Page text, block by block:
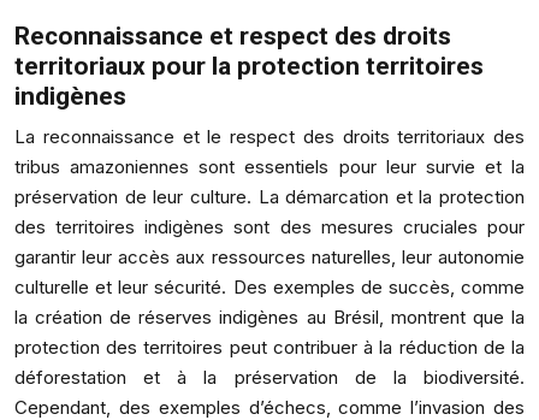
Reconnaissance et respect des droits
territoriaux pour la protection territoires
indigènes
La reconnaissance et le respect des droits territoriaux des
tribus amazoniennes sont essentiels pour leur survie et la
préservation de leur culture. La démarcation et la protection
des territoires indigènes sont des mesures cruciales pour
garantir leur accès aux ressources naturelles, leur autonomie
culturelle et leur sécurité. Des exemples de succès, comme
la création de réserves indigènes au Brésil, montrent que la
protection des territoires peut contribuer à la réduction de la
déforestation et à la préservation de la biodiversité.
Cependant, des exemples d’échecs, comme l’invasion des